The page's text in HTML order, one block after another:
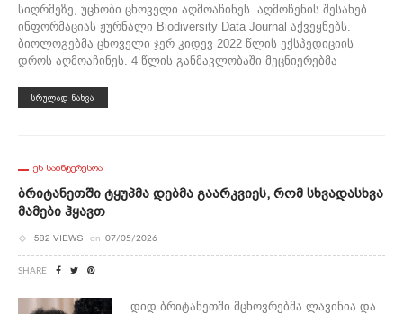
სიღრმეზე, უცნობი ცხოველი აღმოაჩინეს. აღმოჩენის შესახებ
ინფორმაციას ჟურნალი Biodiversity Data Journal აქვეყნებს.
ბიოლოგებმა ცხოველი ჯერ კიდევ 2022 წლის ექსპედიციის
დროს აღმოაჩინეს. 4 წლის განმავლობაში მეცნიერებმა
ᲡᲠᲣᲚᲐᲓ ᲜᲐᲮᲕᲐ
ᲔᲡ ᲡᲐᲘᲜᲢᲔᲠᲔᲡᲝᲐ
Ბრიტანეთში Ტყუპმა Დებმა Გაარკვიეს, Რომ Სხვადასხვა
Მამები Ჰყავთ
582 VIEWS on 07/05/2026
SHARE
დიდ ბრიტანეთში მცხოვრებმა ლავინია და